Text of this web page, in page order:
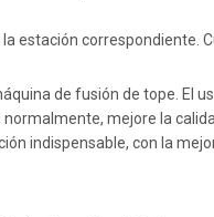
estación correspondiente.
de fusión de tope. El
mejore la
indispensable, con la